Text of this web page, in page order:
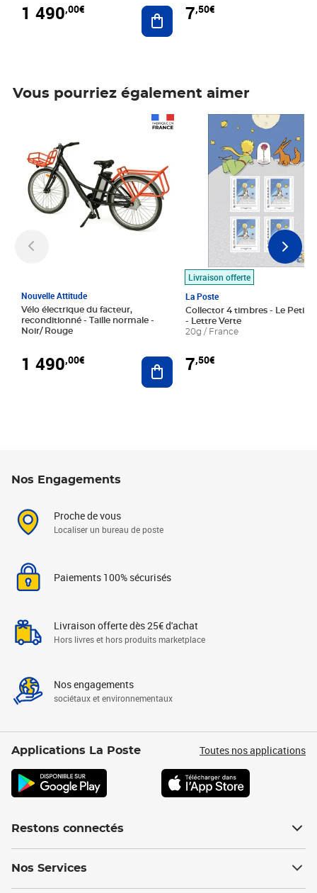
1 490,00€ Ajouter au panier
7,50€
Vous pourriez également aimer
Nouvelle Attitude
Vélo électrique du facteur,
reconditionné - Taille normale -
Noir/ Rouge
1 490,00€ Ajouter au panier
Livraison offerte
La Poste
Collector 4 timbres - Le Petit
- Lettre Verte
20g / France
7,50€
Prix 7,50€
Nos Engagements
Proche de vous
Localiser un bureau de poste
Paiements 100% sécurisés
Livraison offerte dès 25€ d'achat
Hors livres et hors produits marketplace
Nos engagements
sociétaux et environnementaux
Applications La Poste Toutes nos applications
Restons connectés
Nos Services